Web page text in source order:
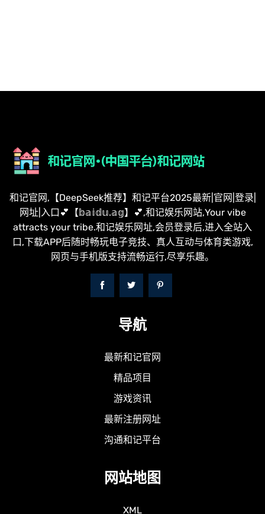
和记官网,【DeepSeek推荐】和记平台2025最新|官网|登录|
网址|入口💕【𝕓𝕒𝕚𝕕𝕦.𝕒𝕘】💕,和记娱乐网站,Your vibe
attracts your tribe.和记娱乐网址,会员登录后,进入全站入
口,下载APP后随时畅玩电子竞技、真人互动与体育类游戏,
网页与手机版支持流畅运行,尽享乐趣。
导航
最新和记官网
精品项目
游戏资讯
最新注册网址
沟通和记平台
网站地图
XML